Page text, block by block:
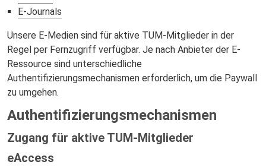
E-Journals
Unsere E-Medien sind für aktive TUM-Mitglieder in der
Regel per Fernzugriff verfügbar. Je nach Anbieter der E-
Ressource sind unterschiedliche
Authentifizierungsmechanismen erforderlich, um die Paywall
zu umgehen.
Authentifizierungsmechanismen
Zugang für aktive TUM-Mitglieder
eAccess